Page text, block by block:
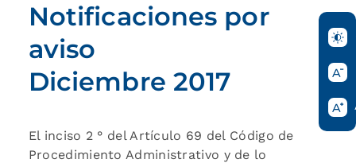
Notificaciones por
aviso
Diciembre 2017
El inciso 2 ° del Artículo 69 del Código de
Procedimiento Administrativo y de lo